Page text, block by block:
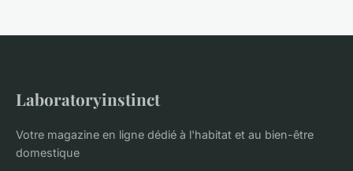
Laboratoryinstinct
Votre magazine en ligne dédié à l'habitat et au bien-être
domestique